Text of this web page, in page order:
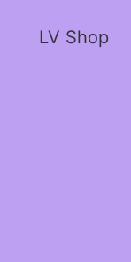
LV Shop